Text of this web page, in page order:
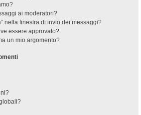
ai moderatori?
nella finestra di invio dei messaggi?
essere approvato?
un mio argomento?